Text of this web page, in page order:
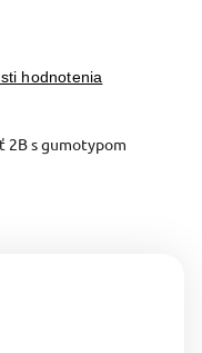
hodnotenia
2B s gumotypom